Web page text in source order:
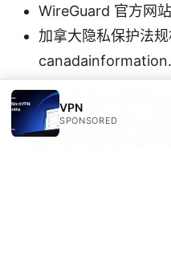
WireGuard 官方网
加拿大隐私保护法
欢迎在评论区分享你在
体验，或提出你关心的
VPN
SPONSORED